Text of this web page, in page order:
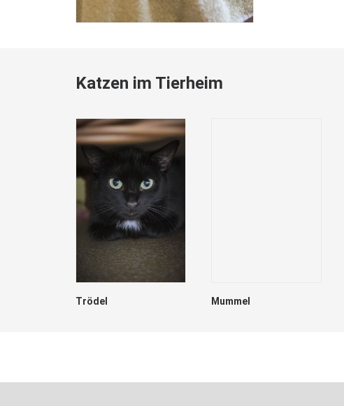
Katzen im Tierheim
Trödel Mummel